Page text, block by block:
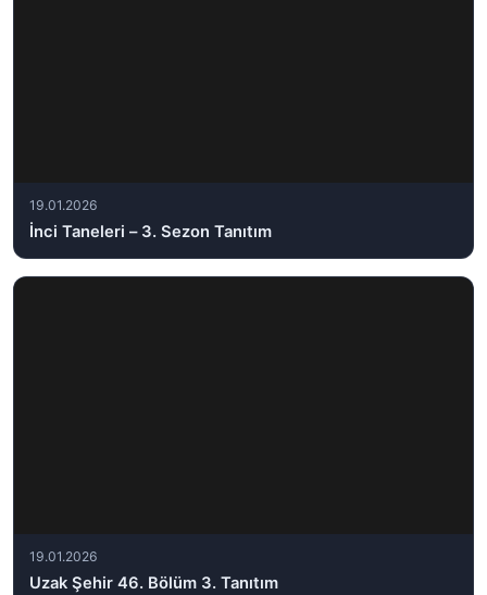
19.01.2026
İnci Taneleri – 3. Sezon Tanıtım
19.01.2026
Uzak Şehir 46. Bölüm 3. Tanıtım